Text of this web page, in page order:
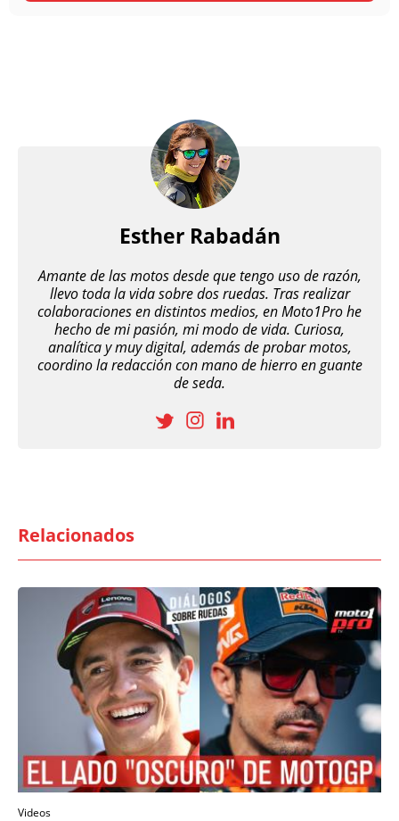
Esther Rabadán
Amante de las motos desde que tengo uso de razón,
llevo toda la vida sobre dos ruedas. Tras realizar
colaboraciones en distintos medios, en Moto1Pro he
hecho de mi pasión, mi modo de vida. Curiosa,
analítica y muy digital, además de probar motos,
coordino la redacción con mano de hierro en guante
de seda.
Relacionados
Videos